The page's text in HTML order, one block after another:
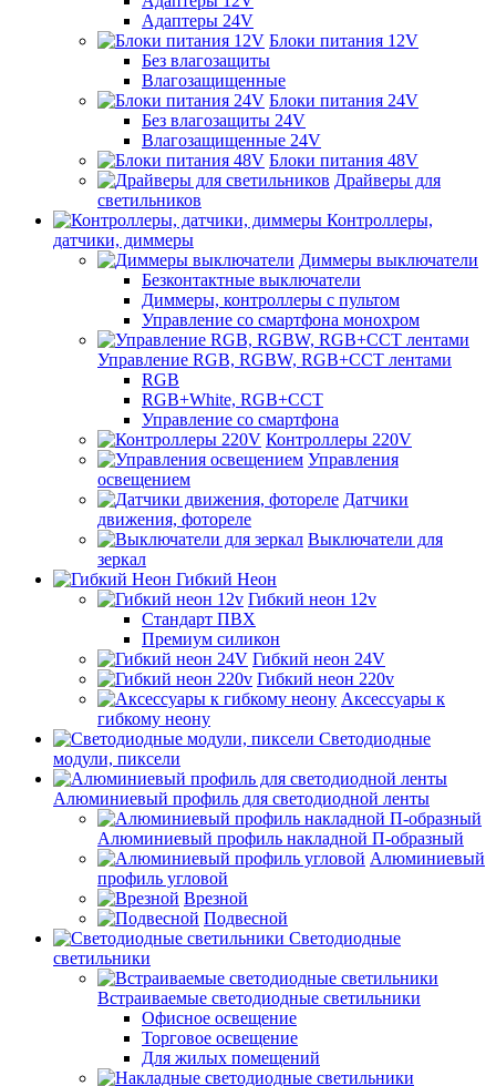
Адаптеры 24V
Блоки питания 12V
Без влагозащиты
Влагозащищенные
Блоки питания 24V
Без влагозащиты 24V
Влагозащищенные 24V
Блоки питания 48V
Драйверы для
светильников
Контроллеры,
датчики, диммеры
Диммеры выключатели
Безконтактные выключатели
Диммеры, контроллеры с пультом
Управление со смартфона монохром
Управление RGB, RGBW, RGB+CCT лентами
RGB
RGB+White, RGB+CCT
Управление со смартфона
Контроллеры 220V
Управления
освещением
Датчики
движения, фотореле
Выключатели для
зеркал
Гибкий Неон
Гибкий неон 12v
Стандарт ПВХ
Премиум силикон
Гибкий неон 24V
Гибкий неон 220v
Аксессуары к
гибкому неону
Светодиодные
модули, пиксели
Алюминиевый профиль для светодиодной ленты
Алюминиевый профиль накладной П-образный
Алюминиевый
профиль угловой
Врезной
Подвесной
Светодиодные
светильники
Встраиваемые светодиодные светильники
Офисное освещение
Торговое освещение
Для жилых помещений